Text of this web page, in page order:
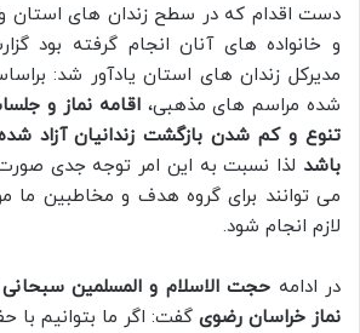
دست اقدام که در سطح زندان های استان
و خانواده های آنان انجام گرفته بود
مدیرکل زندان های استان یادآور شد:
شده مراسم های مذهبی،اقامه نماز و
تنوع و کم شدن بازگشت زندانیان آزاد
باشد لذا نسبت به این امر توجه جدی
می توانند برای گروه هدف و مخاطبین ما
لازم انجام شود.
در ادامه حجت الاسلام و المسلمین سبحانی
نماز خراسان رضوی گفت: اگر ما بتوانیم با